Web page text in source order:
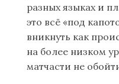
разных языках и
это всё «под
вникнуть как
на более низком
матчасти не